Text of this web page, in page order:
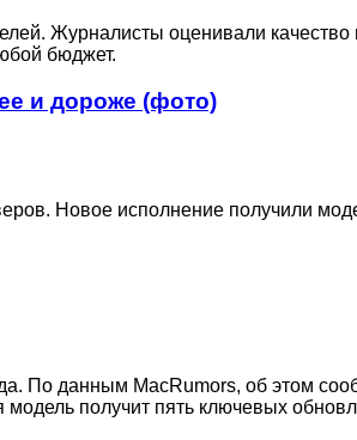
Журналисты оценивали
бюджет.
и дороже (фото)
Новое исполнение получили
По данным MacRumors, об этом
получит пять ключевых